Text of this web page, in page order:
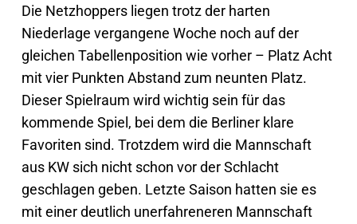
Die Netzhoppers liegen trotz der harten
Niederlage vergangene Woche noch auf der
gleichen Tabellenposition wie vorher – Platz Acht
mit vier Punkten Abstand zum neunten Platz.
Dieser Spielraum wird wichtig sein für das
kommende Spiel, bei dem die Berliner klare
Favoriten sind. Trotzdem wird die Mannschaft
aus KW sich nicht schon vor der Schlacht
geschlagen geben. Letzte Saison hatten sie es
mit einer deutlich unerfahreneren Mannschaft